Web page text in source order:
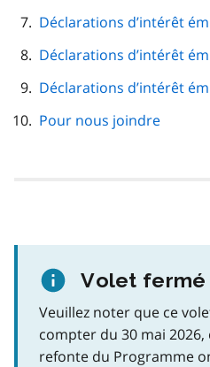
Déclarations d’intérêt
Déclarations d’intérêt
Déclarations d’intérêt
Pour nous joindre
Volet fermé
Veuillez noter que ce
compter du 30 mai 2026,
refonte du Programme